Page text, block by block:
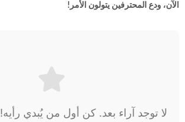
الآن، ودع المحترفين يتولون الأمر!
لا توجد آراء بعد. كن أول من يُبدي رأيه!